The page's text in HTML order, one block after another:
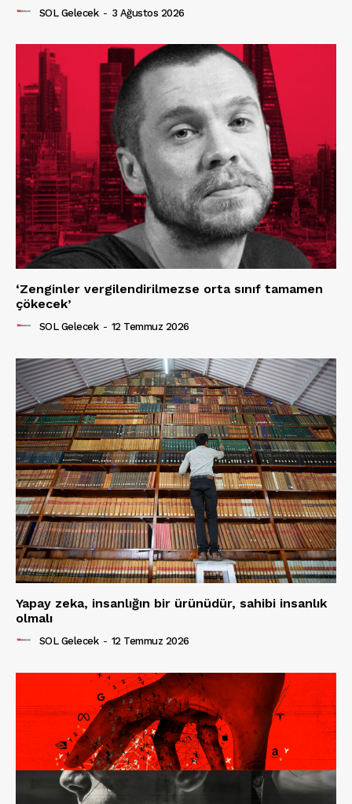
SOL Gelecek - 3 Ağustos 2026
‘Zenginler vergilendirilmezse orta sınıf tamamen
çökecek’
SOL Gelecek - 12 Temmuz 2026
Yapay zeka, insanlığın bir ürünüdür, sahibi insanlık
olmalı
SOL Gelecek - 12 Temmuz 2026